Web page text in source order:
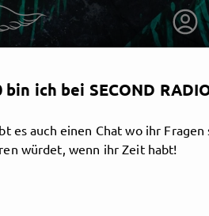
bin ich bei SECOND
es auch einen Chat wo ihr
würdet, wenn ihr Zeit habt!